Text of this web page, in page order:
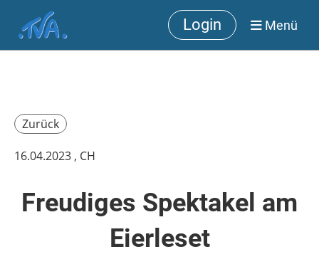
Login Menü
Zurück
16.04.2023 , CH
Freudiges Spektakel am
Eierleset